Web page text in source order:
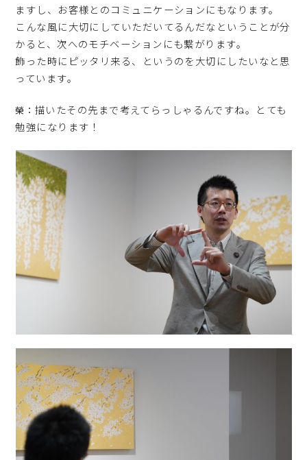
ますし、お客様とのコミュニケーションにもなります。
こんな風に大切にしていただいてるんだなということが分
かると、次へのモチベーションにも繋がります。
飾った時にピッタリ来る、というのを大切にしたいなと思
っています。
榮： 描いたその先まで考えてらっしゃるんですね。とても
勉強になります！